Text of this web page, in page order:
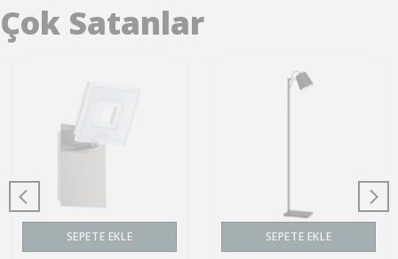
Çok Satanlar
SEPETE EKLE SEPETE EKLE